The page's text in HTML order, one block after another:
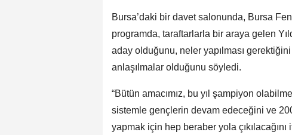
Bursa’daki bir davet salonunda, Bursa
programda, taraftarlarla bir araya gelen
aday olduğunu, neler yapılması gerektiğini
anlaşılmalar olduğunu söyledi.
“Bütün amacımız, bu yıl şampiyon
sistemle gençlerin devam edeceğini ve
yapmak için hep beraber yola çıkılacağını